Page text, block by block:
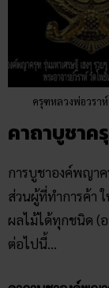
ครุฑหลวงพ่อวราห์
คาถาบูชาค
การบูชาองค์พญา
ส่วนผู้ที่ทำการค้า
ผลไม้ได้ทุกชนิด (
ต่อไปนี้…